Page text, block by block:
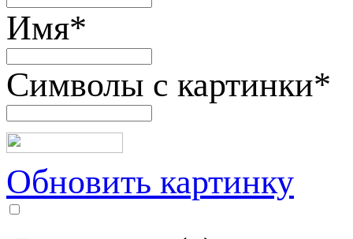
Имя*
Символы с картинки*
Обновить картинку